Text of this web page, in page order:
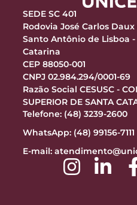
SEDE SC 401
Rodovia José Carlos Daux
Santo Antônio de Lisboa
Catarina
CEP 88050-001
CNPJ 02.984.294/0001-69
Razão Social CESUSC -
SUPERIOR DE SANTA
Telefone: (48) 3239-2600
WhatsApp: (48) 99156-7111
E-mail: